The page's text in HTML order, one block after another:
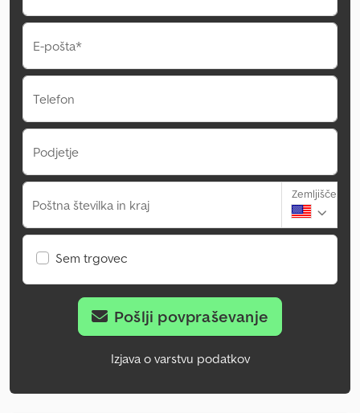
E-pošta*
Telefon
Podjetje
Poštna številka in kraj
Zemljišče
Sem trgovec
Pošlji povpraševanje
Izjava o varstvu podatkov